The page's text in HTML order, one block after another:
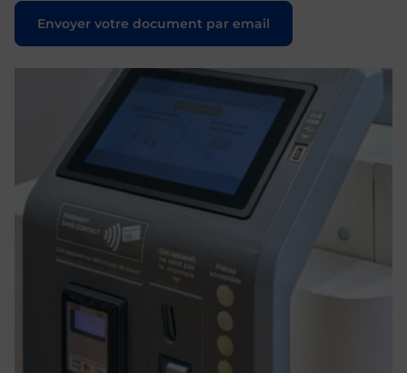
Envoyer votre document par email
Le lien s'ouvre dans un nouvel onglet